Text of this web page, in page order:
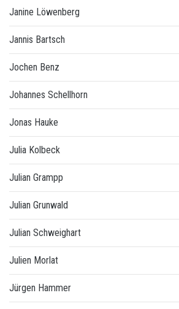
Janine Löwenberg
Jannis Bartsch
Jochen Benz
Johannes Schellhorn
Jonas Hauke
Julia Kolbeck
Julian Grampp
Julian Grunwald
Julian Schweighart
Julien Morlat
Jürgen Hammer